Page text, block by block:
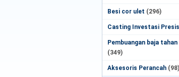
Besi cor ulet (296)
Casting Investasi
Pembuangan baja
(349)
Aksesoris Perancah (98)